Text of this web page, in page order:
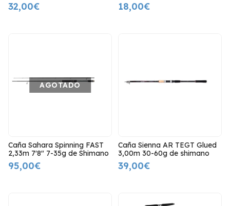
32,00€ 18,00€
AGOTADO
Caña Sahara Spinning FAST
2,33m 7'8" 7-35g de Shimano
95,00€
Caña Sienna AR TEGT Glued
3,00m 30-60g de shimano
39,00€